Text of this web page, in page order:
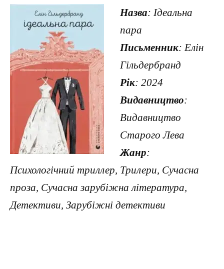
Назва: Ідеальна
пара
Письменник: Елін
Гільдербранд
Рік: 2024
Видавництво:
Видавництво
Старого Лева
Жанр:
Психологічний триллер, Трилери, Сучасна
проза, Сучасна зарубіжна література,
Детективи, Зарубіжні детективи